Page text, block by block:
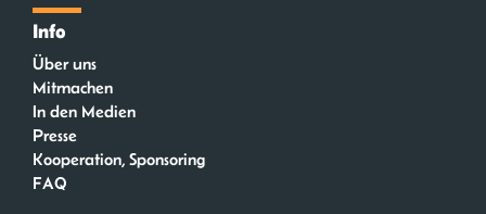
Info
Über uns
Mitmachen
In den Medien
Presse
Kooperation, Sponsoring
FAQ